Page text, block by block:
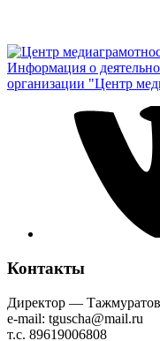
Информация о
организации "Центр
Контакты
Директор —
e-mail: tguscha@mail.ru
т.с. 89619006808